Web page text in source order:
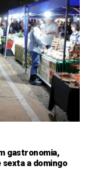
gastronomia,
a domingo